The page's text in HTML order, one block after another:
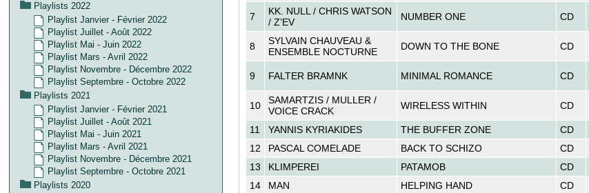
7
KK. NULL / CHRIS WATSON
/ Z’EV
NUMBER ONE CD
8
SYLVAIN CHAUVEAU &
ENSEMBLE NOCTURNE
DOWN TO THE BONE CD
9 FALTER BRAMNK MINIMAL ROMANCE CD
10
SAMARTZIS / MULLER /
VOICE CRACK
WIRELESS WITHIN CD
11 YANNIS KYRIAKIDES THE BUFFER ZONE CD
12
PASCAL COMELADE BACK TO SCHIZO CD
13
KLIMPEREI PATAMOB CD
14
MAN HELPING HAND CD
Playlists 2022
Playlist Janvier - Février 2022
Playlist Juillet - Août 2022
Playlist Mai - Juin 2022
Playlist Mars - Avril 2022
Playlist Novembre - Décembre 2022
Playlist Septembre - Octobre 2022
Playlists 2021
Playlist Janvier - Février 2021
Playlist Juillet - Août 2021
Playlist Mai - Juin 2021
Playlist Mars - Avril 2021
Playlist Novembre - Décembre 2021
Playlist Septembre - Octobre 2021
Playlists 2020